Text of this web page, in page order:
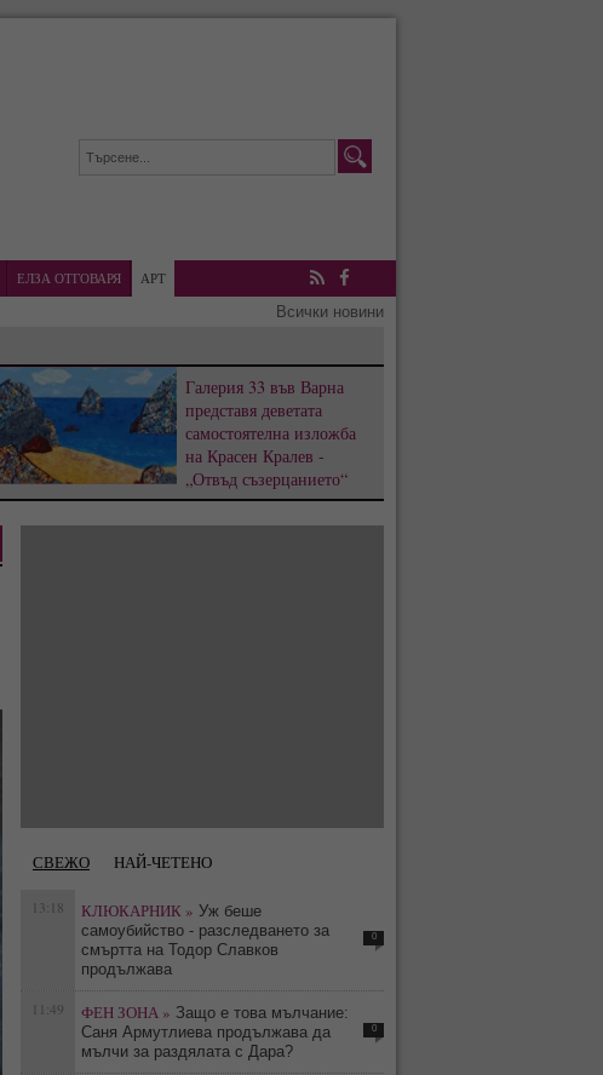
ЕЛЗА ОТГОВАРЯ
АРТ
RSS Facebook
Всички новини
Галерия 33 във Варна
представя деветата
самостоятелна изложба
на Красен Кралев -
„Отвъд съзерцанието“
СВЕЖО НАЙ-ЧЕТЕНО
13:18 КЛЮКАРНИК » Уж беше
самоубийство - разследването за
смъртта на Тодор Славков
продължава
0
11:49 ФЕН ЗОНА » Защо е това мълчание:
Саня Армутлиева продължава да
мълчи за раздялата с Дара?
0